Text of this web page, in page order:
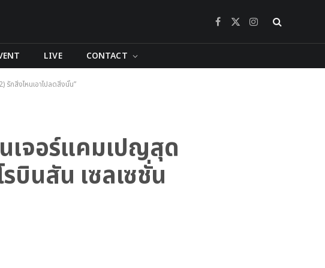
Facebook
X
Instagram
LIVE CONTACT
รักสิ่งไหนเอาไปลดสิ่งนั้น”
เจอร์แคมเปญสุด
บินสัน เซลเซชั่น